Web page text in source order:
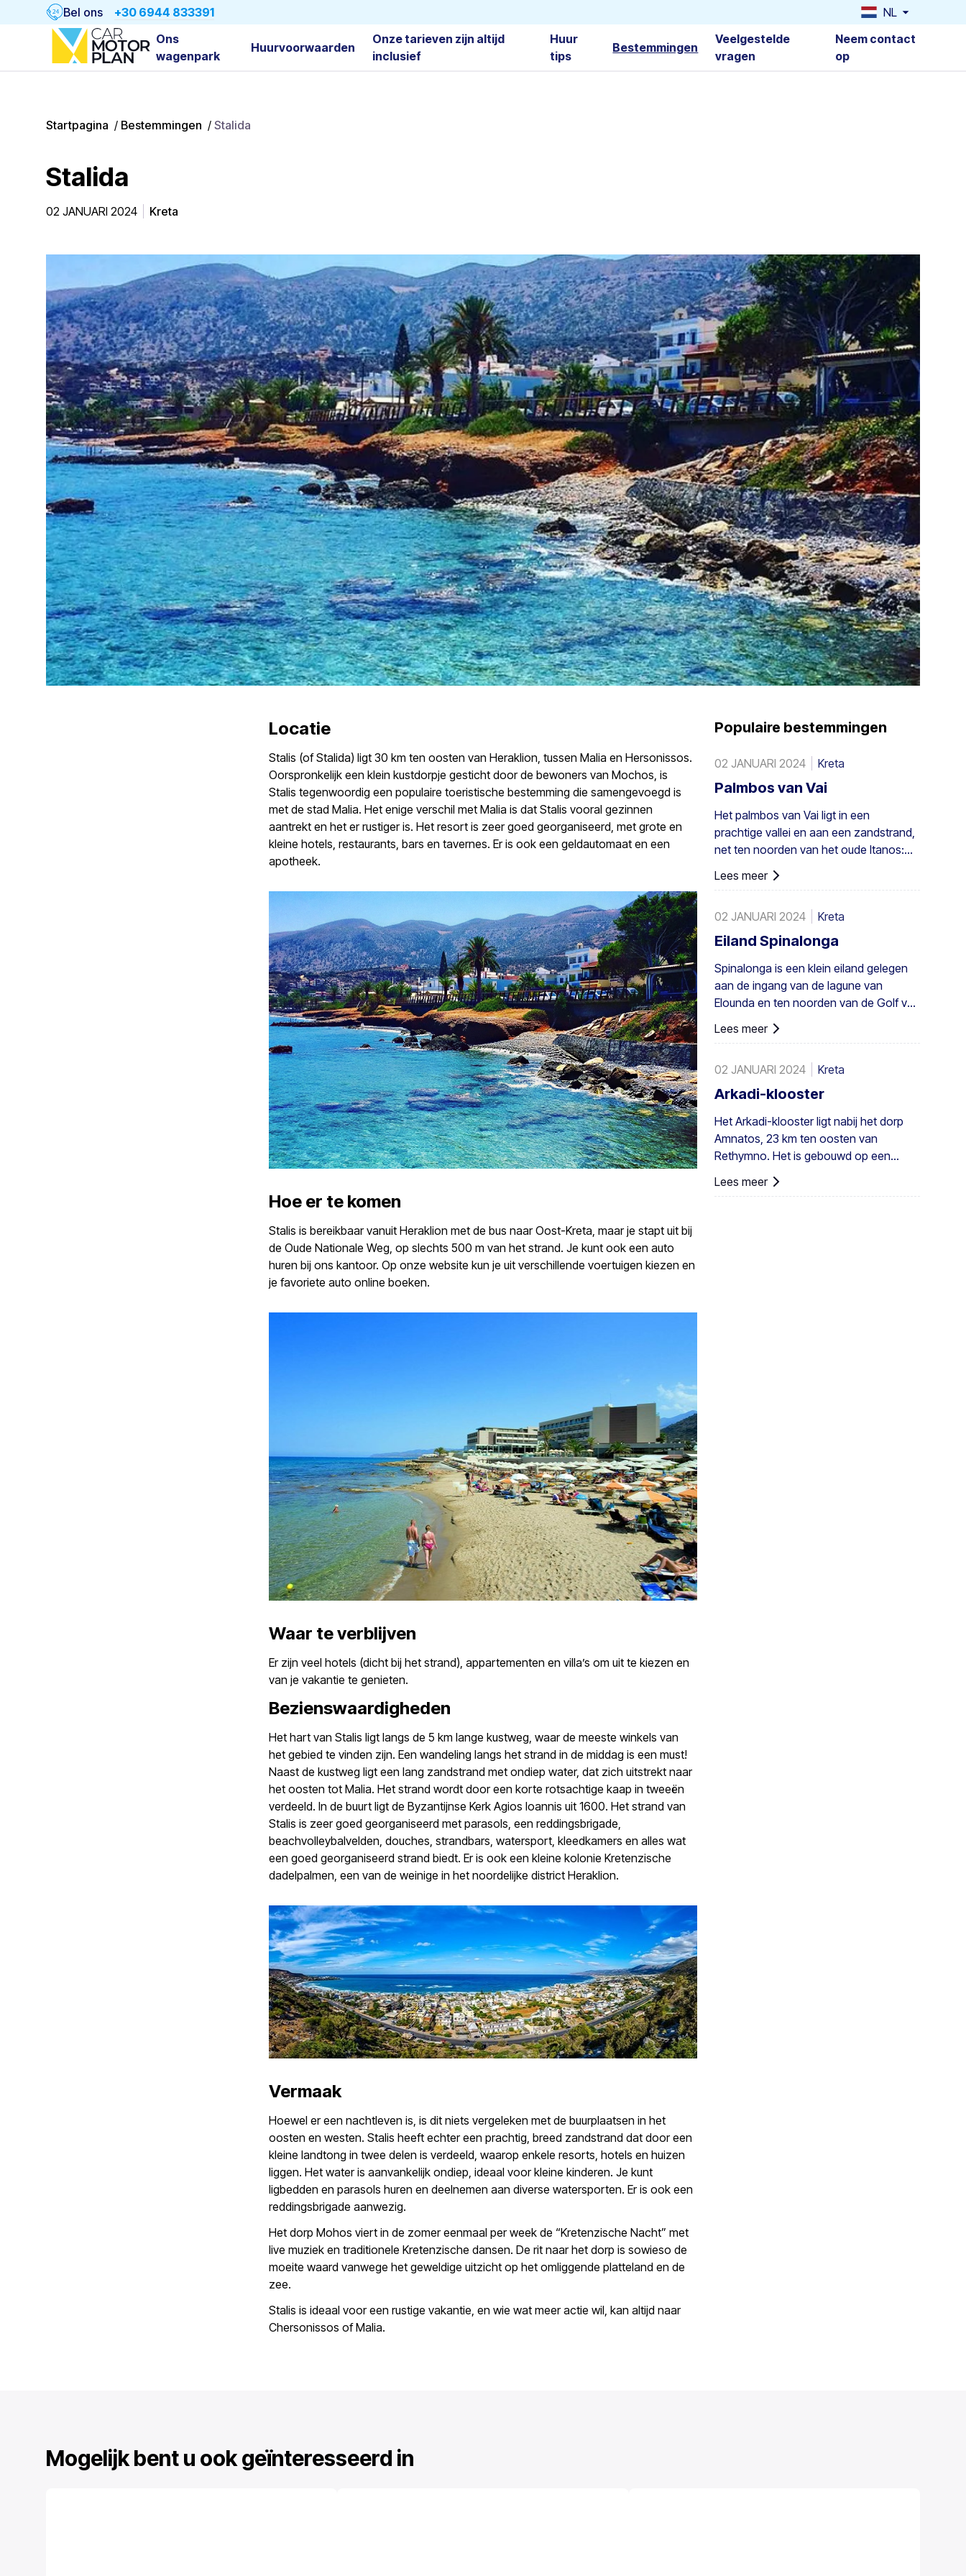
Bel ons +30 6944 833391
NL
Ons
wagenpark
Huurvoorwaarden
Onze tarieven zijn altijd
inclusief
Huur
tips
Bestemmingen
Veelgestelde
vragen
Neem contact
op
Startpagina / Bestemmingen / Stalida
Stalida
02 JANUARI 2024 Kreta
Locatie
Stalis (of Stalida) ligt 30 km ten oosten van Heraklion, tussen Malia en Hersonissos.
Oorspronkelijk een klein kustdorpje gesticht door de bewoners van Mochos, is
Stalis tegenwoordig een populaire toeristische bestemming die samengevoegd is
met de stad Malia. Het enige verschil met Malia is dat Stalis vooral gezinnen
aantrekt en het er rustiger is. Het resort is zeer goed georganiseerd, met grote en
kleine hotels, restaurants, bars en tavernes. Er is ook een geldautomaat en een
apotheek.
Hoe er te komen
Stalis is bereikbaar vanuit Heraklion met de bus naar Oost-Kreta, maar je stapt uit bij
de Oude Nationale Weg, op slechts 500 m van het strand. Je kunt ook een auto
huren bij ons kantoor. Op onze website kun je uit verschillende voertuigen kiezen en
je favoriete auto online boeken.
Waar te verblijven
Er zijn veel hotels (dicht bij het strand), appartementen en villa’s om uit te kiezen en
van je vakantie te genieten.
Bezienswaardigheden
Het hart van Stalis ligt langs de 5 km lange kustweg, waar de meeste winkels van
het gebied te vinden zijn. Een wandeling langs het strand in de middag is een must!
Naast de kustweg ligt een lang zandstrand met ondiep water, dat zich uitstrekt naar
het oosten tot Malia. Het strand wordt door een korte rotsachtige kaap in tweeën
verdeeld. In de buurt ligt de Byzantijnse Kerk Agios Ioannis uit 1600. Het strand van
Stalis is zeer goed georganiseerd met parasols, een reddingsbrigade,
beachvolleybalvelden, douches, strandbars, watersport, kleedkamers en alles wat
een goed georganiseerd strand biedt. Er is ook een kleine kolonie Kretenzische
dadelpalmen, een van de weinige in het noordelijke district Heraklion.
Vermaak
Hoewel er een nachtleven is, is dit niets vergeleken met de buurplaatsen in het
oosten en westen. Stalis heeft echter een prachtig, breed zandstrand dat door een
kleine landtong in twee delen is verdeeld, waarop enkele resorts, hotels en huizen
liggen. Het water is aanvankelijk ondiep, ideaal voor kleine kinderen. Je kunt
ligbedden en parasols huren en deelnemen aan diverse watersporten. Er is ook een
reddingsbrigade aanwezig.
Het dorp Mohos viert in de zomer eenmaal per week de “Kretenzische Nacht” met
live muziek en traditionele Kretenzische dansen. De rit naar het dorp is sowieso de
moeite waard vanwege het geweldige uitzicht op het omliggende platteland en de
zee.
Stalis is ideaal voor een rustige vakantie, en wie wat meer actie wil, kan altijd naar
Chersonissos of Malia.
Populaire bestemmingen
02 JANUARI 2024 Kreta
Palmbos van Vai
Het palmbos van Vai ligt in een
prachtige vallei en aan een zandstrand,
net ten noorden van het oude Itanos:
28 km van Sitia, 8 km van Palaikastro en
6 km van Toplou via hun respectieve
acres) en bestaat uit inheemse
Theophrastus-palmen – de grootste
kolonie niet alleen in Griekenland maar
ook in heel Europa. Een voldoende
groot bestand bestaat in Preveli, met
kleinere groepen elders, bijvoorbeeld bij
Agios Nikitas. De palm komt ook hier en
daar voor op de zuidwestelijke Egeïsche
Lees meer
02 JANUARI 2024 Kreta
Eiland Spinalonga
Spinalonga is een klein eiland gelegen
aan de ingang van de lagune van
Elounda en ten noorden van de Golf van
Lees meer
02 JANUARI 2024 Kreta
Arkadi-klooster
Het Arkadi-klooster ligt nabij het dorp
Amnatos, 23 km ten oosten van
Rethymno. Het is gebouwd op een
hoogte van 500 m, op een vruchtbare ...
Lees meer
Mogelijk bent u ook geïnteresseerd in